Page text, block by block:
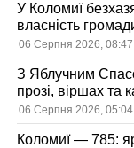
У Коломиї
власність
06 Серпня 2026, 08:47
З Яблучним
прозі, віршах та
06 Серпня 2026, 05:04
Коломиї — 785: